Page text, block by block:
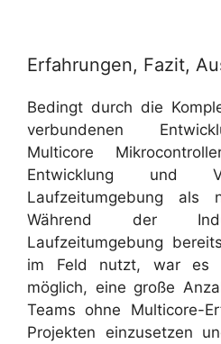
Erfahrungen, Fazit,
Bedingt durch die
verbundenen
Multicore
Entwicklung und
Laufzeitumgebung als
Während der
Laufzeitumgebung
im Feld nutzt, war es
möglich, eine große
Teams ohne Multicore-
Projekten einzusetzen